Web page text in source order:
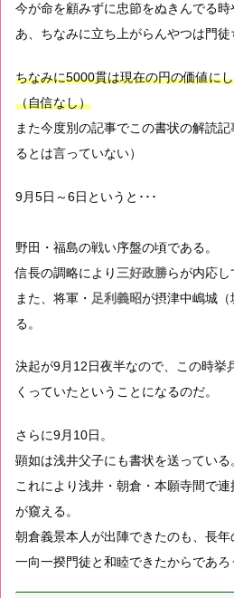
今が命を顧みずに忠節をぬきんでる時
あ、ちなみに立ち上がらんやつは門徒
ちなみに5000貫は現在の円の価値に
（自信なし）
また今度別の記事でこの書状の解読
るとは言っていない）
9月5日～6日というと･･･
野田・福島の戦い序盤の頃である。
信長の調略により 三好政勝らが内応し
また、将軍・ 足利義昭が摂津中嶋城
る。
決起が9月12日夜半なので、この時挙
くっていたということになるのだ。
さらに9月10日。
顕如は浅井父子にも書状を送っている
これにより浅井・朝倉・本願寺間で
が窺える。
朝倉義景本人が出陣できたのも、長
一向一揆門徒と和睦できたからであろ